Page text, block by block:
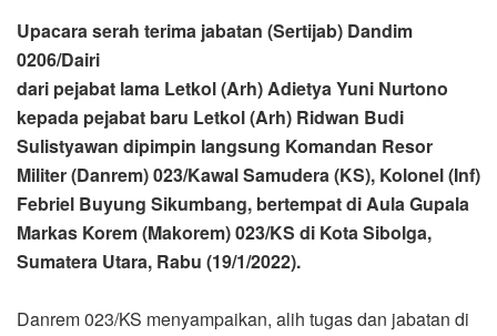
Upacara serah terima jabatan (Sertijab) Dandim
0206/Dairi
dari pejabat lama Letkol (Arh) Adietya Yuni Nurtono
kepada pejabat baru Letkol (Arh) Ridwan Budi
Sulistyawan dipimpin langsung Komandan Resor
Militer (Danrem) 023/Kawal Samudera (KS), Kolonel (Inf)
Febriel Buyung Sikumbang, bertempat di Aula Gupala
Markas Korem (Makorem) 023/KS di Kota Sibolga,
Sumatera Utara, Rabu (19/1/2022).
Danrem 023/KS menyampaikan, alih tugas dan jabatan di